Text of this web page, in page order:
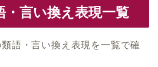
・言い換え表現一覧
語・言い換え表現を一覧で確